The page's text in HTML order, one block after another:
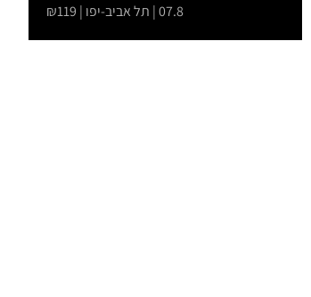
07.8 | תל אביב-יפו | ₪119